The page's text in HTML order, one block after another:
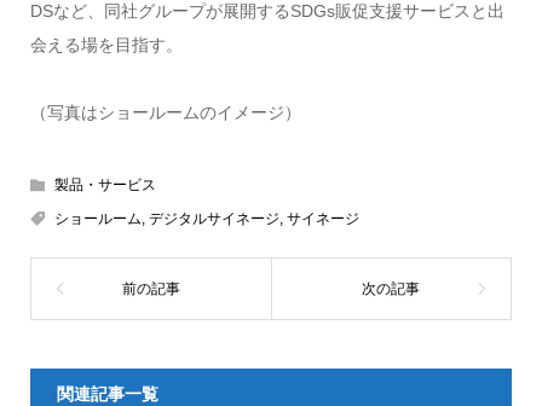
DSなど、同社グループが展開するSDGs販促支援サービスと出
会える場を目指す。
（写真はショールームのイメージ）
製品・サービス
ショールーム, デジタルサイネージ, サイネージ
関連記事一覧